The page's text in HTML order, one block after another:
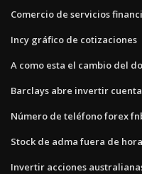
Comercio de servicios
Incy gráfico de cotizaciones
A como esta el cambio del
Barclays abre invertir
Número de teléfono forex
Stock de adma fuera de
Invertir acciones